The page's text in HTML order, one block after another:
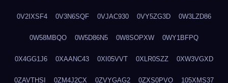
0V2IXSF4 0V3N6SQF 0VJAC930 0VY5ZG3D 0W3LZD86
0W58MBQO 0W5D86N5 0W8SOPXW 0WY1BFPQ
0X4GG1J6 0XAANC43 0XI05VVT 0XLR0SZZ 0XW3VGXD
0ZAVTHSI 0ZM4J2CX 0ZVYGAG2 0ZXS0PVO 105XMS37